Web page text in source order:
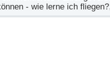
- wie lerne ich